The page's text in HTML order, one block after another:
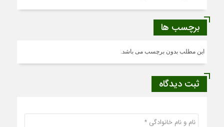
برچسب ها
این مطلب بدون برچسب می باشد.
ثبت دیدگاه